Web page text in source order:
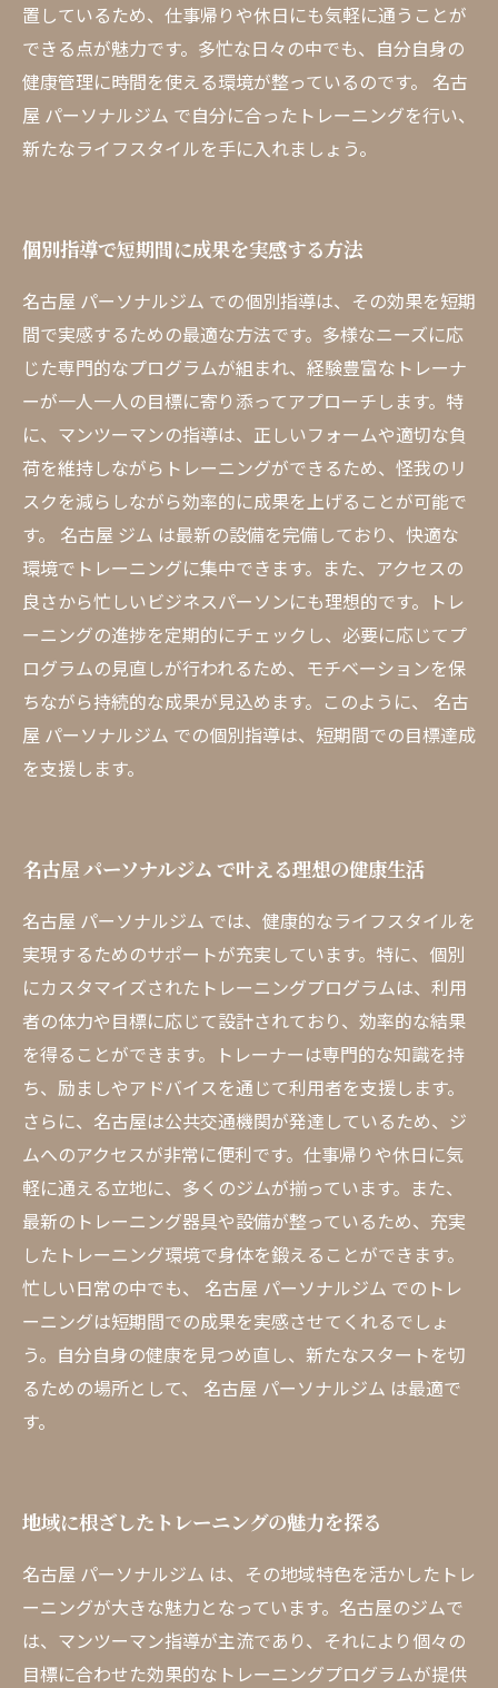
置しているため、仕事帰りや休日にも気軽に通うことが
できる点が魅力です。多忙な日々の中でも、自分自身の
健康管理に時間を使える環境が整っているのです。 名古
屋 パーソナルジム で自分に合ったトレーニングを行い、
新たなライフスタイルを手に入れましょう。
個別指導で短期間に成果を実感する方法
名古屋 パーソナルジム での個別指導は、その効果を短期
間で実感するための最適な方法です。多様なニーズに応
じた専門的なプログラムが組まれ、経験豊富なトレーナ
ーが一人一人の目標に寄り添ってアプローチします。特
に、マンツーマンの指導は、正しいフォームや適切な負
荷を維持しながらトレーニングができるため、怪我のリ
スクを減らしながら効率的に成果を上げることが可能で
す。 名古屋 ジム は最新の設備を完備しており、快適な
環境でトレーニングに集中できます。また、アクセスの
良さから忙しいビジネスパーソンにも理想的です。トレ
ーニングの進捗を定期的にチェックし、必要に応じてプ
ログラムの見直しが行われるため、モチベーションを保
ちながら持続的な成果が見込めます。このように、 名古
屋 パーソナルジム での個別指導は、短期間での目標達成
を支援します。
名古屋 パーソナルジム で叶える理想の健康生活
名古屋 パーソナルジム では、健康的なライフスタイルを
実現するためのサポートが充実しています。特に、個別
にカスタマイズされたトレーニングプログラムは、利用
者の体力や目標に応じて設計されており、効率的な結果
を得ることができます。トレーナーは専門的な知識を持
ち、励ましやアドバイスを通じて利用者を支援します。
さらに、名古屋は公共交通機関が発達しているため、ジ
ムへのアクセスが非常に便利です。仕事帰りや休日に気
軽に通える立地に、多くのジムが揃っています。また、
最新のトレーニング器具や設備が整っているため、充実
したトレーニング環境で身体を鍛えることができます。
忙しい日常の中でも、 名古屋 パーソナルジム でのトレ
ーニングは短期間での成果を実感させてくれるでしょ
う。自分自身の健康を見つめ直し、新たなスタートを切
るための場所として、 名古屋 パーソナルジム は最適で
す。
地域に根ざしたトレーニングの魅力を探る
名古屋 パーソナルジム は、その地域特色を活かしたトレ
ーニングが大きな魅力となっています。名古屋のジムで
は、マンツーマン指導が主流であり、それにより個々の
目標に合わせた効果的なトレーニングプログラムが提供